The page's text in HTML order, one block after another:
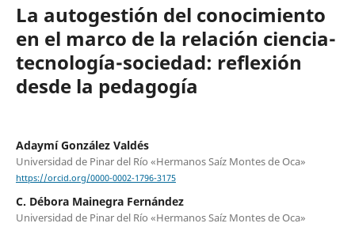
La autogestión del conocimiento
en el marco de la relación ciencia-
tecnología-sociedad: reflexión
desde la pedagogía
Adaymí González Valdés
Universidad de Pinar del Río «Hermanos Saíz Montes de Oca»
https://orcid.org/0000-0002-1796-3175
C. Débora Mainegra Fernández
Universidad de Pinar del Río «Hermanos Saíz Montes de Oca»